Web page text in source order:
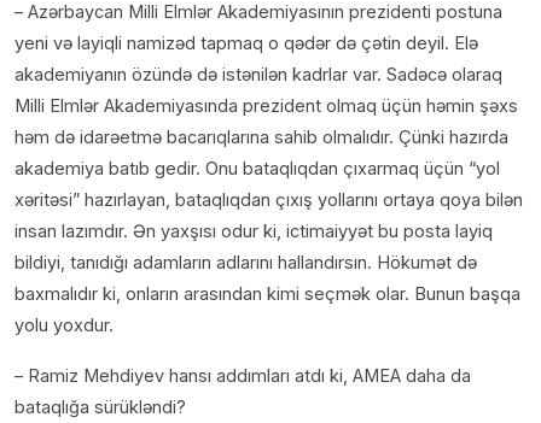
– Azərbaycan Milli Elmlər Akademiyasının prezidenti postuna
yeni və layiqli namizəd tapmaq o qədər də çətin deyil. Elə
akademiyanın özündə də istənilən kadrlar var. Sadəcə olaraq
Milli Elmlər Akademiyasında prezident olmaq üçün həmin şəxs
həm də idarəetmə bacarıqlarına sahib olmalıdır. Çünki hazırda
akademiya batıb gedir. Onu bataqlıqdan çıxarmaq üçün “yol
xəritəsi” hazırlayan, bataqlıqdan çıxış yollarını ortaya qoya bilən
insan lazımdır. Ən yaxşısı odur ki, ictimaiyyət bu posta layiq
bildiyi, tanıdığı adamların adlarını hallandırsın. Hökumət də
baxmalıdır ki, onların arasından kimi seçmək olar. Bunun başqa
yolu yoxdur.
– Ramiz Mehdiyev hansı addımları atdı ki, AMEA daha da
bataqlığa sürükləndi?